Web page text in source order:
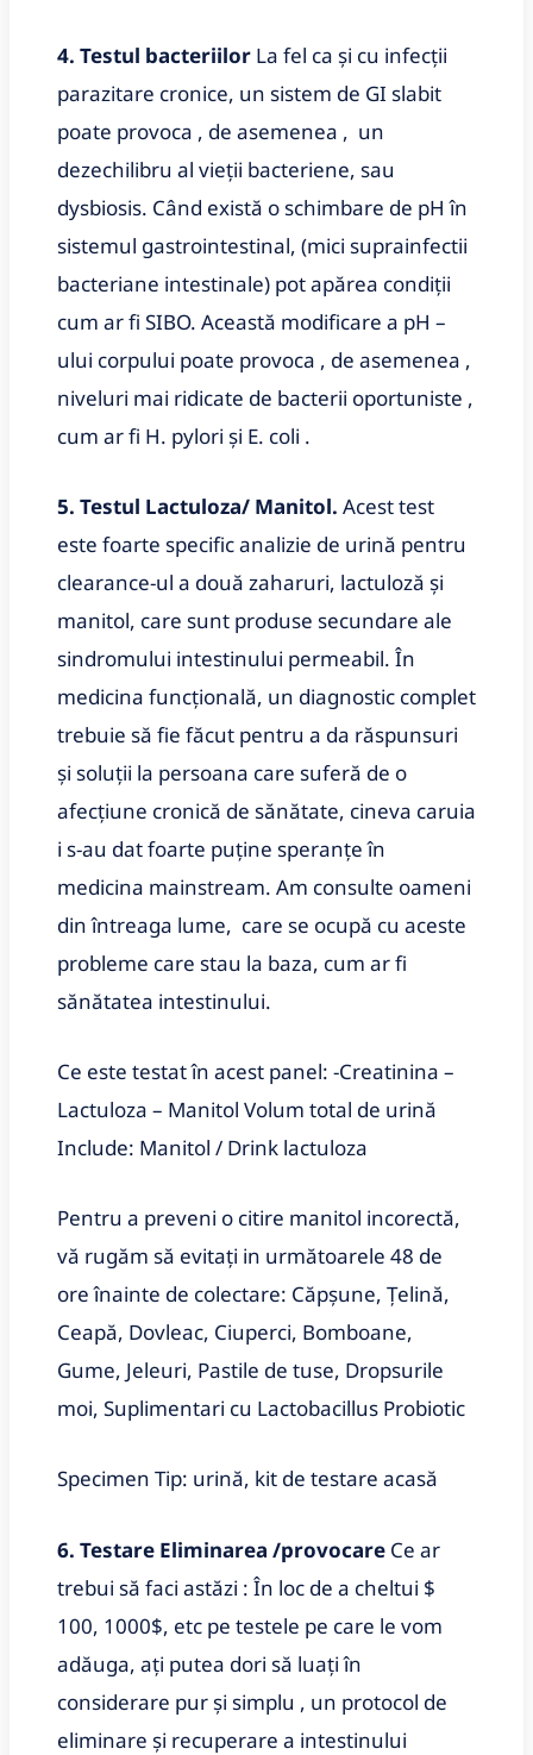
4. Testul bacteriilor La fel ca și cu infecții
parazitare cronice, un sistem de GI slabit
poate provoca , de asemenea , un
dezechilibru al vieții bacteriene, sau
dysbiosis. Când există o schimbare de pH în
sistemul gastrointestinal, (mici suprainfectii
bacteriane intestinale) pot apărea condiții
cum ar fi SIBO. Această modificare a pH –
ului corpului poate provoca , de asemenea ,
niveluri mai ridicate de bacterii oportuniste ,
cum ar fi H. pylori și E. coli .
5. Testul Lactuloza/ Manitol. Acest test
este foarte specific analizie de urină pentru
clearance-ul a două zaharuri, lactuloză și
manitol, care sunt produse secundare ale
sindromului intestinului permeabil. În
medicina funcțională, un diagnostic complet
trebuie să fie făcut pentru a da răspunsuri
și soluții la persoana care suferă de o
afecțiune cronică de sănătate, cineva caruia
i s-au dat foarte puține speranțe în
medicina mainstream. Am consulte oameni
din întreaga lume, care se ocupă cu aceste
probleme care stau la baza, cum ar fi
sănătatea intestinului.
Ce este testat în acest panel: -Creatinina –
Lactuloza – Manitol Volum total de urină
Include: Manitol / Drink lactuloza
Pentru a preveni o citire manitol incorectă,
vă rugăm să evitați in următoarele 48 de
ore înainte de colectare: Căpșune, Țelină,
Ceapă, Dovleac, Ciuperci, Bomboane,
Gume, Jeleuri, Pastile de tuse, Dropsurile
moi, Suplimentari cu Lactobacillus Probiotic
Specimen Tip: urină, kit de testare acasă
6. Testare Eliminarea /provocare Ce ar
trebui să faci astăzi : În loc de a cheltui $
100, 1000$, etc pe testele pe care le vom
adăuga, ați putea dori să luați în
considerare pur și simplu , un protocol de
eliminare și recuperare a intestinului